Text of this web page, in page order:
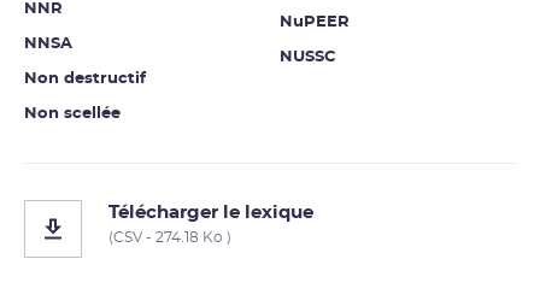
NNR
NNSA
Non destructif
Non scellée
NuPEER
NUSSC
Télécharger le lexique
(CSV - 274.18 Ko )